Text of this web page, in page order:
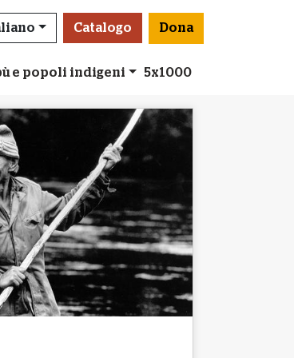
Catalogo Dona
e popoli indigeni 5x1000